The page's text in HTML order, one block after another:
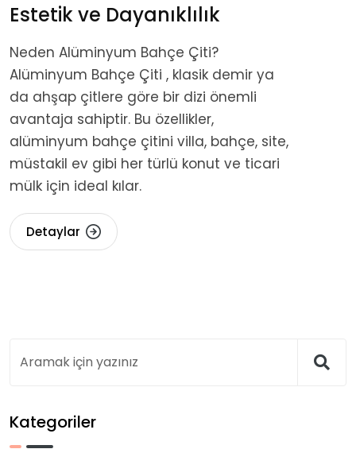
Estetik ve Dayanıklılık
Neden Alüminyum Bahçe Çiti?
Alüminyum Bahçe Çiti , klasik demir ya
da ahşap çitlere göre bir dizi önemli
avantaja sahiptir. Bu özellikler,
alüminyum bahçe çitini villa, bahçe, site,
müstakil ev gibi her türlü konut ve ticari
mülk için ideal kılar.
Detaylar
Kategoriler